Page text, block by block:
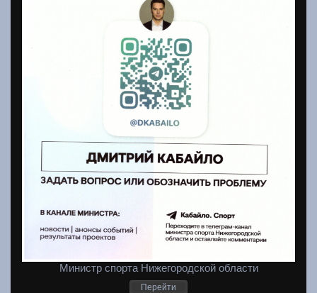
Министр спорта Нижегородской области
Перейти